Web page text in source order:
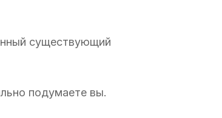
существующий
подумаете вы.